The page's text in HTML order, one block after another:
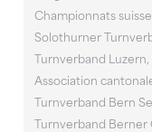
Championnats
Solothurner
Turnverband
Association
Turnverband Bern
Turnverband Berner